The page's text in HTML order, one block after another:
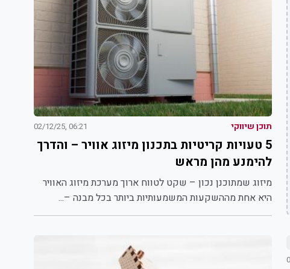
תוכן שיווקי 06:21 ,02/12/25
5 טעויות קריטיות בתכנון מיזוג אוויר – והדרך
להימנע מהן מראש
מיזוג שמתוכנן נכון – שקט לטווח ארוך מערכת מיזוג האוויר
היא אחת מההשקעות המשמעותיות ביותר בכל מבנה –...